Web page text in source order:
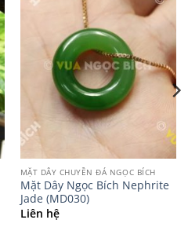
MẶT DÂY CHUYỀN ĐÁ NGỌC BÍCH
Mặt Dây Ngọc Bích Nephrite
Jade (MD030)
Liên hệ